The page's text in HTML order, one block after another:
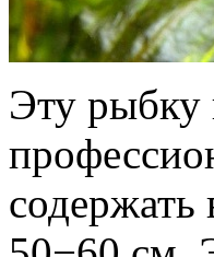
Эту рыбку
содержать